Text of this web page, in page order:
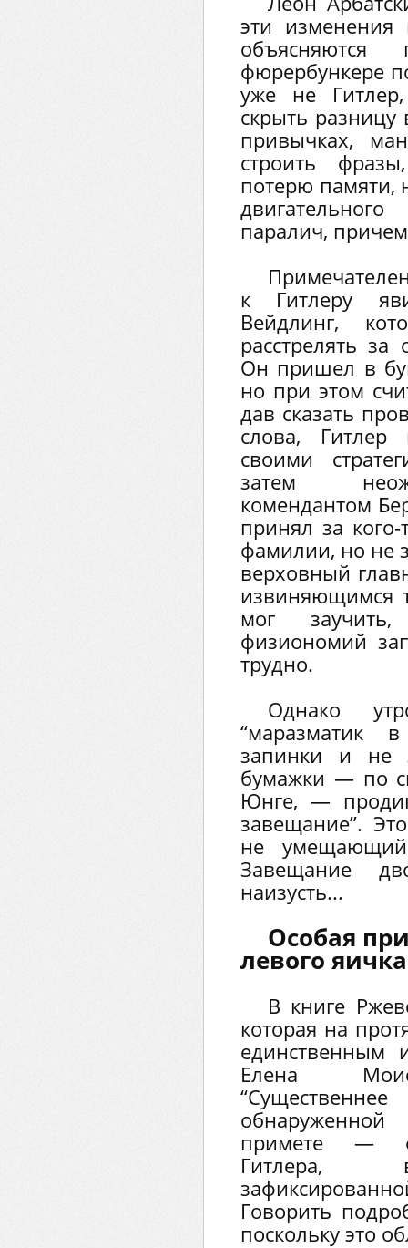
эти изменения
фюрербункере
уже не
скрыть разницу
привычках,
строить
потерю памяти,
паралич,
к Гитлеру
Вейдлинг,
расстрелять за
Он пришел в
но при этом
дав сказать
слова,
своими
затем
комендантом
принял за
фамилии, но не
верховный
извиняющимся
мог
физиономий
трудно.
Однако
“маразматик
запинки и не
бумажки — по
Юнге, —
завещание”.
не
Завещание
наизусть...
Особая
левого яичка
В книге
которая на
единственным
Елена
примете —
Гитлера,
Говорить
поскольку это